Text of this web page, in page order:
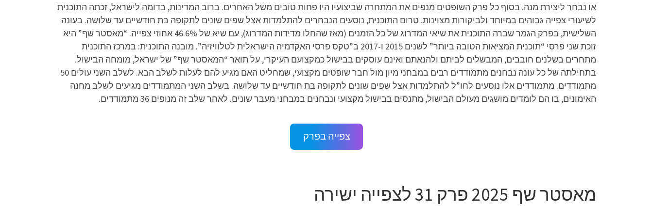
או נבחר ליצירת מנה. בסוף כל פרק השופטים מנפים את המתחרה שביצועיו היו פחות טובים משל האחרים. ברוב המדינות, בדומה לישראל, זכתה התוכנית
לשיעורי צפייה גבוהים במיוחד ולביקורות מצוינות. טרום התוכנית, נוסעים הנבחרים להתלמדות אצל שפים שונים לתקופה בת חודשיים עד שלושה. בעונה
השלישית, בפרק הגמר שברה התוכנית את שיאי המדרוג של כל הזמנים (מאז שהחלו מדידות המדרוג), עם שיא של 46.6% אחוזי צפייה. “מאסטר שף” היא
זוכת שני פרסי “תוכנית המציאות הטובה ביותר” לשנים 2015 ו-2017 ב”טקס פרסי האקדמיה הישראלית לטלוויזיה”. מובנה התוכנית: במרכז התוכנית
מתחרים בשלנים חובבים, המבשלים לביתם ולהנאתם ואינם עוסקים בבישול כמקצועם העיקרי, על תואר “המאסטר שף” של ישראל, מומחה הבישול.
בתחילתה של כל עונה נבחנים מתמודדים רבים במבחני מיון מול חבר שופטים מקצועי, שמחליט האם מגיע להם לעלות לשלב הבא. לשלב השני עולים 50
מתמודדים. מתמודדים אלו נוסעים לחו”ל להתלמדות אצל שפים שונים לתקופה בת חודשיים עד שלושה. בשלב השני המתמודדים מגיעים לשלב מחנה
האימונים, בו הם לומדים מושגים מעולם הבישול, מתנסים בבישול מקצועי ונבחנים במבחני מעבר שונים. לאחר שלב זה מנופים 36 מתמודדים.
צפייה בפרק
מאסטר שף 2025 פרק 31 לצפייה ישירה